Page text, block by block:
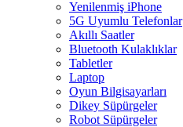
Yenilenmiş iPhone
5G Uyumlu Telefonlar
Akıllı Saatler
Bluetooth Kulaklıklar
Tabletler
Laptop
Oyun Bilgisayarları
Dikey Süpürgeler
Robot Süpürgeler